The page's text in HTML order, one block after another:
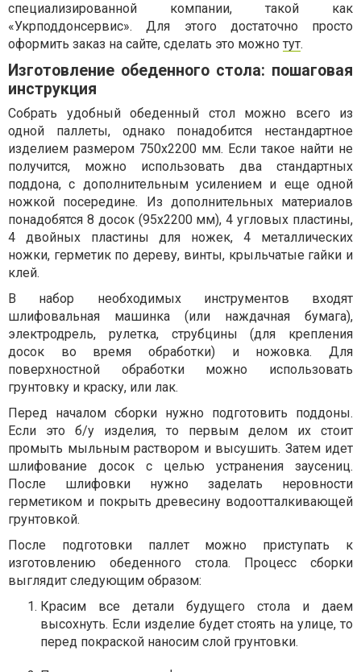
специализированной компании, такой как
«Укрподдонсервис». Для этого достаточно просто
оформить заказ на сайте, сделать это можно тут.
Изготовление обеденного стола: пошаговая
инструкция
Собрать удобный обеденный стол можно всего из
одной паллеты, однако понадобится нестандартное
изделием размером 750х2200 мм. Если такое найти не
получится, можно использовать два стандартных
поддона, с дополнительным усилением и еще одной
ножкой посередине. Из дополнительных материалов
понадобятся 8 досок (95х2200 мм), 4 угловых пластины,
4 двойных пластины для ножек, 4 металлических
ножки, герметик по дереву, винты, крыльчатые гайки и
клей.
В набор необходимых инструментов входят
шлифовальная машинка (или наждачная бумага),
электродрель, рулетка, струбцины (для крепления
досок во время обработки) и ножовка. Для
поверхностной обработки можно использовать
грунтовку и краску, или лак.
Перед началом сборки нужно подготовить поддоны.
Если это б/у изделия, то первым делом их стоит
промыть мыльным раствором и высушить. Затем идет
шлифование досок с целью устранения заусениц.
После шлифовки нужно заделать неровности
герметиком и покрыть древесину водоотталкивающей
грунтовкой.
После подготовки паллет можно приступать к
изготовлению обеденного стола. Процесс сборки
выглядит следующим образом:
Красим все детали будущего стола и даем
высохнуть. Если изделие будет стоять на улице, то
перед покраской наносим слой грунтовки.